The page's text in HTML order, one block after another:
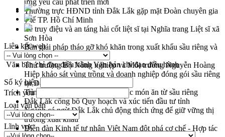
ứng yêu cầu phát triển mới
Thường trực HĐND tỉnh Đắk Lắk gặp mặt Đoàn chuyên gia
y tế TP. Hồ Chí Minh
Lễ truy điệu và an táng hài cốt liệt sĩ tại Nghĩa trang Liệt sĩ xã
Sơn Hòa
Bàn giải pháp tháo gỡ khó khăn trong xuất khẩu sầu riêng và
triển khai quy định EUDR
Thứ trưởng Bộ Nông nghiệp và Môi trường Nguyễn Hoàng
Hiệp khảo sát vùng trồng và doanh nghiệp đóng gói sầu riêng
tại Đắk Lắk
Trình diễn nghệ thuật chế biến các món ăn từ sầu riêng
Đắk Lắk công bố Quy hoạch và xúc tiến đầu tư tỉnh
Ngành cá ngừ Đắk Lắk chủ động thích ứng để giữ vững thị
trường xuất khẩu
Diễn đàn Kinh tế tư nhân Việt Nam đột phá cơ chế - Hợp tác
Liên kết web
Văn bản chỉ đạo điều hành Văn bản chỉ đạo điều hành
Số ký hiệu
Trích yếu
Loại văn bản
Lĩnh vực